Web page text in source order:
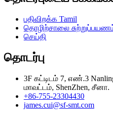
பதிவிறக்க Tamil
தொழிற்சாலை
செய்தி
தொடர்பு
3F கட்டிடம் 7, எண்.3
மாவட்டம், ShenZhen, சீனா.
+86-755-23304430
james.cui@sf-smt.com